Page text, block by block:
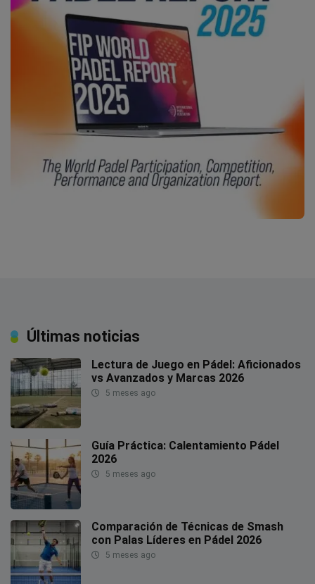
Últimas noticias
Lectura de Juego en Pádel: Aficionados
vs Avanzados y Marcas 2026
5 meses ago
Guía Práctica: Calentamiento Pádel
2026
5 meses ago
Comparación de Técnicas de Smash
con Palas Líderes en Pádel 2026
5 meses ago